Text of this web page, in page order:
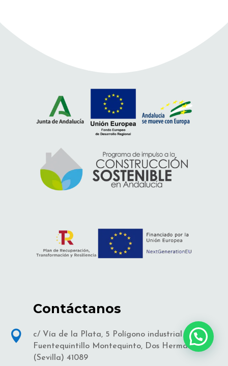
Contáctanos

c/ Vía de la Plata, 5 Polígono industrial
Fuentequintillo Montequinto, Dos Hermanas
(Sevilla) 41089
¿Necesitas ayuda?